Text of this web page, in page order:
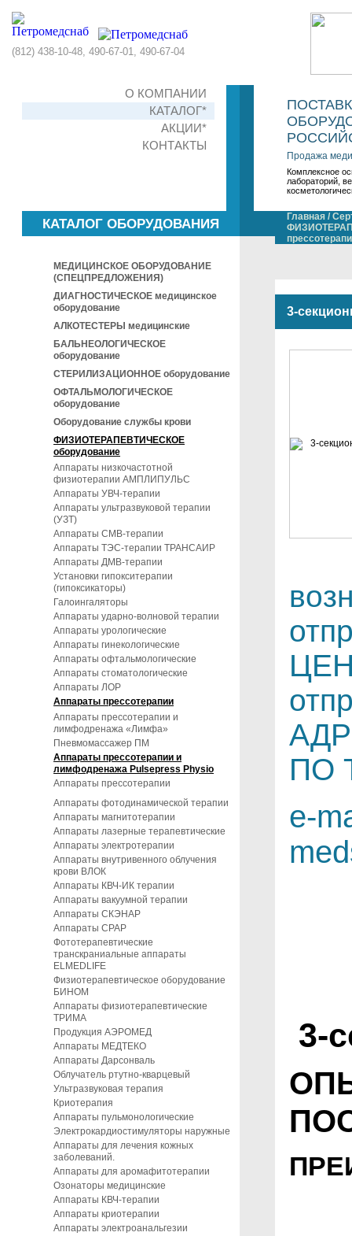
(812) 438-10-48, 490-67-01, 490-67-04
О КОМПАНИИ
КАТАЛОГ*
АКЦИИ*
КОНТАКТЫ
Продажа
Комплексное
лабораторий,
КАТАЛОГ ОБОРУДОВАНИЯ
МЕДИЦИНСКОЕ ОБОРУДОВАНИЕ
(СПЕЦПРЕДЛОЖЕНИЯ)
ДИАГНОСТИЧЕСКОЕ медицинское
оборудование
АЛКОТЕСТЕРЫ медицинские
БАЛЬНЕОЛОГИЧЕСКОЕ
оборудование
СТЕРИЛИЗАЦИОННОЕ оборудование
ОФТАЛЬМОЛОГИЧЕСКОЕ
оборудование
Оборудование службы крови
ФИЗИОТЕРАПЕВТИЧЕСКОЕ
оборудование
Аппараты низкочастотной
физиотерапии АМПЛИПУЛЬС
Аппараты УВЧ-терапии
Аппараты ультразвуковой терапии
(УЗТ)
Аппараты СМВ-терапии
Аппараты ТЭС-терапии ТРАНСАИР
Аппараты ДМВ-терапии
Установки гипокситерапии
(гипоксикаторы)
Галоингаляторы
Аппараты ударно-волновой терапии
Аппараты урологические
Аппараты гинекологические
Аппараты офтальмологические
Аппараты стоматологические
Аппараты ЛОР
Аппараты прессотерапии
Аппараты прессотерапии и
лимфодренажа «Лимфа»
Пневмомассажер ПМ
Аппараты прессотерапии и
лимфодренажа Pulsepress Physio
Аппараты прессотерапии
Аппараты фотодинамической терапии
Аппараты магнитотерапии
Аппараты лазерные терапевтические
Аппараты электротерапии
Аппараты внутривенного облучения
крови ВЛОК
Аппараты КВЧ-ИК терапии
Аппараты вакуумной терапии
Аппараты СКЭНАР
Аппараты CPAP
Фототерапевтические
транскраниальные аппараты
ELMEDLIFE
Физиотерапевтическое оборудование
БИНОМ
Аппараты физиотерапевтические
ТРИМА
Продукция АЭРОМЕД
Аппараты МЕДТЕКО
Аппараты Дарсонваль
Облучатель ртутно-кварцевый
Ультразвуковая терапия
Криотерапия
Аппараты пульмонологические
Электрокардиостимуляторы наружные
Аппараты для лечения кожных
заболеваний.
Аппараты для аромафитотерапии
Озонаторы медицинские
Аппараты КВЧ-терапии
Аппараты криотерапии
Аппараты электроанальгезии
Главная /
3-
ПО
e-
3-